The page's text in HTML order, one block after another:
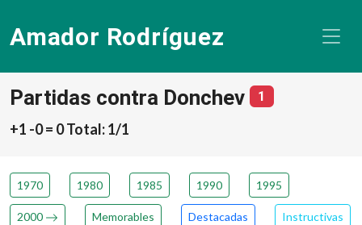
Amador Rodríguez
Partidas contra Donchev 1
+1 -0 = 0 Total: 1/1
1970 1980 1985 1990 1995
2000 Memorables Destacadas Instructivas